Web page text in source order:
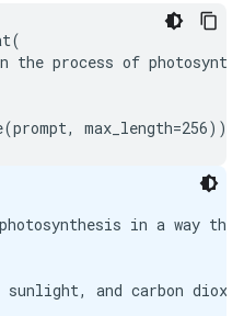
when the weather is nice.
the weather is bad.
the process of
in a way
and carbon